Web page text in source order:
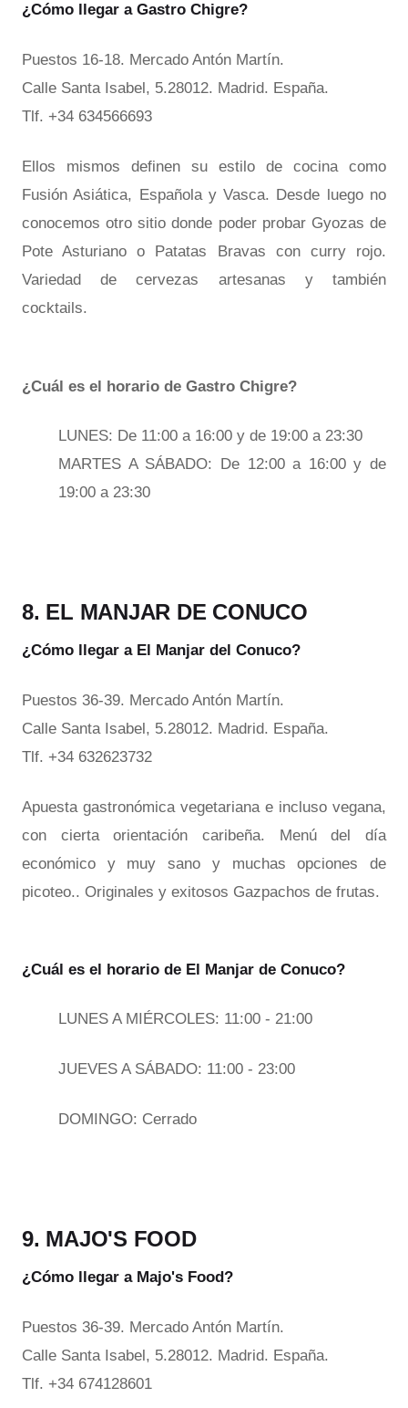
¿Cómo llegar a Gastro Chigre?
Puestos 16-18. Mercado Antón Martín.
Calle Santa Isabel, 5.28012. Madrid. España.
Tlf. +34 634566693
Ellos mismos definen su estilo de cocina como
Fusión Asiática, Española y Vasca. Desde luego no
conocemos otro sitio donde poder probar Gyozas de
Pote Asturiano o Patatas Bravas con curry rojo.
Variedad de cervezas artesanas y también
cocktails.
¿Cuál es el horario de Gastro Chigre?
LUNES: De 11:00 a 16:00 y de 19:00 a 23:30
MARTES A SÁBADO: De 12:00 a 16:00 y de
19:00 a 23:30
8. EL MANJAR DE CONUCO
¿Cómo llegar a El Manjar del Conuco?
Puestos 36-39. Mercado Antón Martín.
Calle Santa Isabel, 5.28012. Madrid. España.
Tlf. +34 632623732
Apuesta gastronómica vegetariana e incluso vegana,
con cierta orientación caribeña. Menú del día
económico y muy sano y muchas opciones de
picoteo.. Originales y exitosos Gazpachos de frutas.
¿Cuál es el horario de El Manjar de Conuco?
LUNES A MIÉRCOLES: 11:00 - 21:00
JUEVES A SÁBADO: 11:00 - 23:00
DOMINGO: Cerrado
9. MAJO'S FOOD
¿Cómo llegar a Majo's Food?
Puestos 36-39. Mercado Antón Martín.
Calle Santa Isabel, 5.28012. Madrid. España.
Tlf. +34 674128601